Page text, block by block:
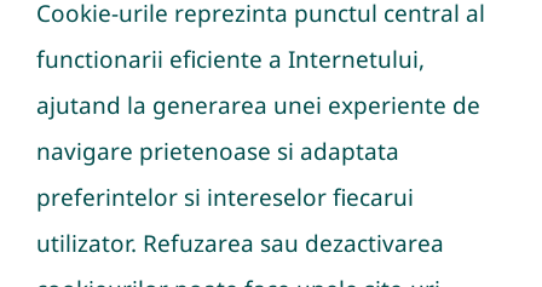
Cookie-urile reprezinta punctul central al
functionarii eficiente a Internetului,
ajutand la generarea unei experiente de
navigare prietenoase si adaptata
preferintelor si intereselor fiecarui
utilizator. Refuzarea sau dezactivarea